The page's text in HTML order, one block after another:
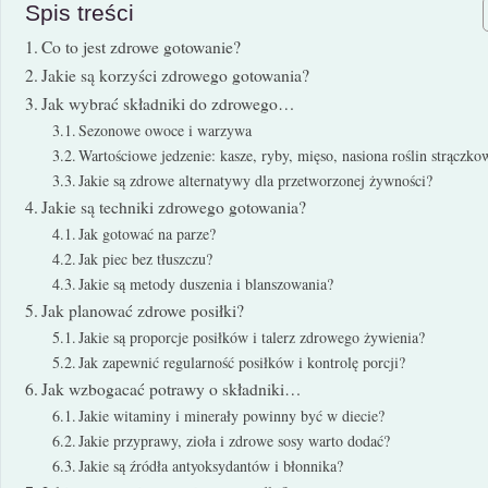
Spis treści
Co to jest zdrowe gotowanie?
Jakie są korzyści zdrowego gotowania?
Jak wybrać składniki do zdrowego…
Sezonowe owoce i warzywa
Wartościowe jedzenie: kasze, ryby, mięso, nasiona roślin
Jakie są zdrowe alternatywy dla przetworzonej żywności?
Jakie są techniki zdrowego gotowania?
Jak gotować na parze?
Jak piec bez tłuszczu?
Jakie są metody duszenia i blanszowania?
Jak planować zdrowe posiłki?
Jakie są proporcje posiłków i talerz zdrowego żywienia?
Jak zapewnić regularność posiłków i kontrolę porcji?
Jak wzbogacać potrawy o składniki…
Jakie witaminy i minerały powinny być w diecie?
Jakie przyprawy, zioła i zdrowe sosy warto dodać?
Jakie są źródła antyoksydantów i błonnika?